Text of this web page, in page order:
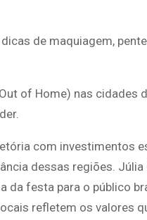
de maquiagem,
of Home) nas cidades
com investimentos
dessas regiões.
festa para o público
refletem os valores